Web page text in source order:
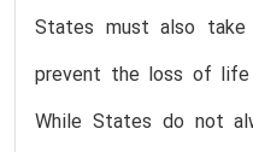
States must also
prevent the loss of life
While States do not